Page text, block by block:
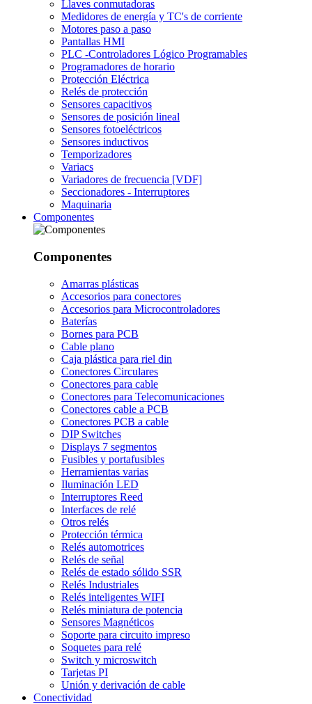
Llaves conmutadoras
Medidores de energía y TC's de corriente
Motores paso a paso
Pantallas HMI
PLC -Controladores Lógico Programables
Programadores de horario
Protección Eléctrica
Relés de protección
Sensores capacitivos
Sensores de posición lineal
Sensores fotoeléctricos
Sensores inductivos
Temporizadores
Variacs
Variadores de frecuencia [VDF]
Seccionadores - Interruptores
Maquinaria
Componentes
Componentes
Amarras plásticas
Accesorios para conectores
Accesorios para Microcontroladores
Baterías
Bornes para PCB
Cable plano
Caja plástica para riel din
Conectores Circulares
Conectores para cable
Conectores para Telecomunicaciones
Conectores cable a PCB
Conectores PCB a cable
DIP Switches
Displays 7 segmentos
Fusibles y portafusibles
Herramientas varias
Iluminación LED
Interruptores Reed
Interfaces de relé
Otros relés
Protección térmica
Relés automotrices
Relés de señal
Relés de estado sólido SSR
Relés Industriales
Relés inteligentes WIFI
Relés miniatura de potencia
Sensores Magnéticos
Soporte para circuito impreso
Soquetes para relé
Switch y microswitch
Tarjetas PI
Unión y derivación de cable
Conectividad